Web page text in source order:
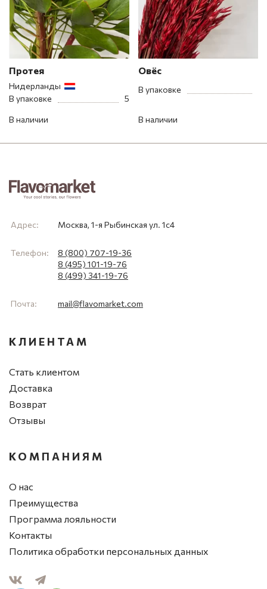
Протея
Нидерланды
В упаковке
5
В наличии
Овёс
В упаковке
В наличии
Адрес: Москва, 1-я Рыбинская ул. 1с4
Телефон:
8 (800) 707-19-36
8 (495) 101-19-76
8 (499) 341-19-76
Почта: mail@flavomarket.com
КЛИЕНТАМ
Стать клиентом
Доставка
Возврат
Отзывы
КОМПАНИЯМ
О нас
Преимущества
Программа лояльности
Контакты
Политика обработки персональных данных